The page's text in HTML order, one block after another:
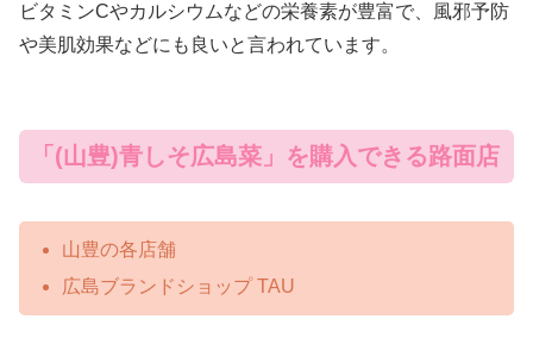
ビタミンCやカルシウムなどの栄養素が豊富で、風邪予防
や美肌効果などにも良いと言われています。
「(山豊)青しそ広島菜」を購入できる路面店
山豊の各店舗
広島ブランドショップ TAU